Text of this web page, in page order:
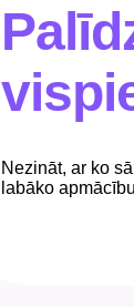
Nezināt, ar ko
labāko